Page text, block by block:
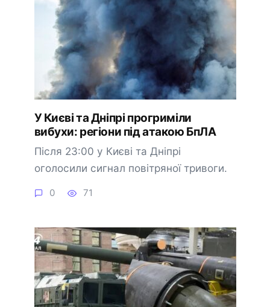
У Києві та Дніпрі прогриміли
вибухи: регіони під атакою БпЛА
Після 23:00 у Києві та Дніпрі
оголосили сигнал повітряної тривоги.
0 71